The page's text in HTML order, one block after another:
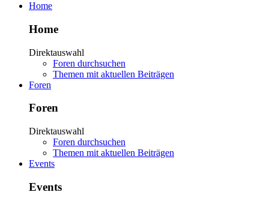
Home
Home
Direktauswahl
Foren durchsuchen
Themen mit aktuellen Beiträgen
Foren
Foren
Direktauswahl
Foren durchsuchen
Themen mit aktuellen Beiträgen
Events
Events